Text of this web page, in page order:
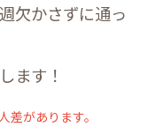
欠かさずに通っ
ます！
があります。